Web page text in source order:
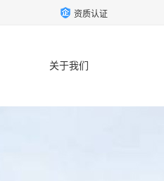
资质认证
关于我们